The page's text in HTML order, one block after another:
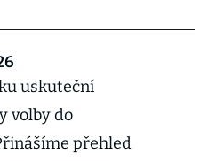
uskuteční
volby do
přehled